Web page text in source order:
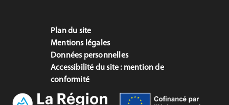
Plan du site
Mentions légales
Données personnelles
Accessibilité du site : mention de
conformité